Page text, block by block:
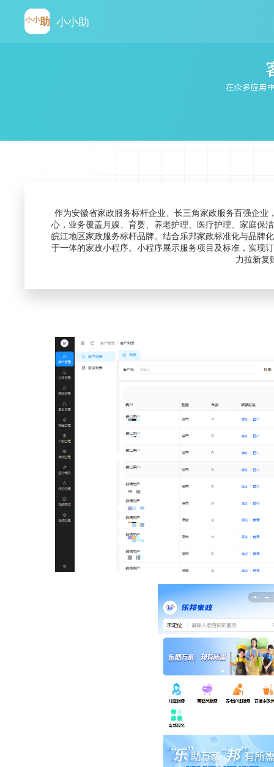
小小助 小小助
作为安徽省家政服务标杆企业、长三角家政服务百强企
心，业务覆盖月嫂、育婴、养老护理、医疗护理、家庭保
皖江地区家政服务标杆品牌。结合乐邦家政标准化与品牌
于一体的家政小程序。小程序展示服务项目及标准，实现
力拉新复